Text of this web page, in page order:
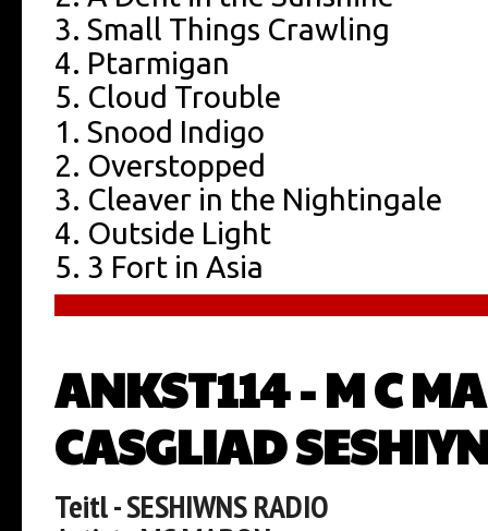
3. Small Things Crawling
4. Ptarmigan
5. Cloud Trouble
1. Snood Indigo
2. Overstopped
3. Cleaver in the Nightingale
4. Outside Light
5. 3 Fort in Asia
ANKST114 - M C
CASGLIAD
Teitl - SESHIWNS RADIO